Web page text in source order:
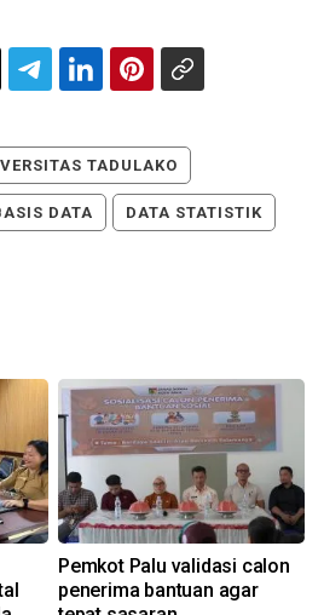
TADULAKO
DATA DATA STATISTIK
Pemkot Palu validasi calon
penerima bantuan agar